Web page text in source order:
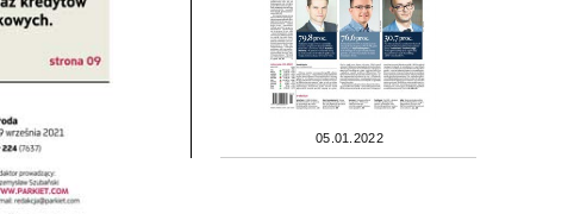
05.01.2022